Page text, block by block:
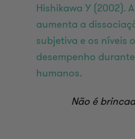
Hishikawa Y (2002).
aumenta a
subjetiva e os níveis
desempenho
humanos.
Não é